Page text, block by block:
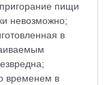
пищи
невозможно;
в
временем в